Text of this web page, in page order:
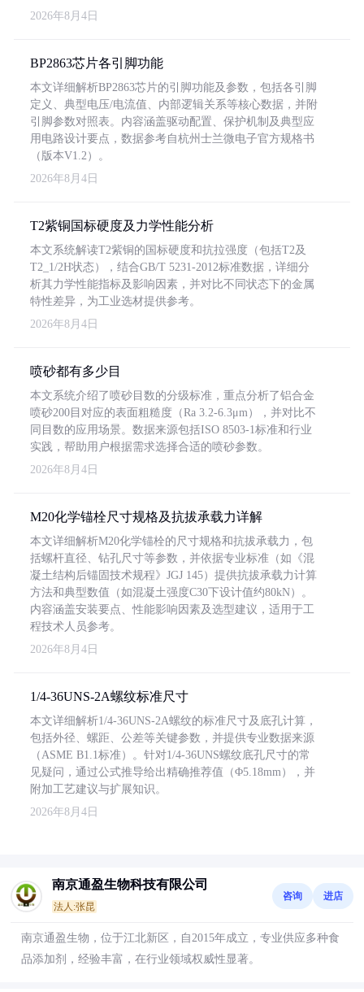
2026年8月4日
BP2863芯片各引脚功能
本文详细解析BP2863芯片的引脚功能及参数，包括各引脚
定义、典型电压/电流值、内部逻辑关系等核心数据，并附
引脚参数对照表。内容涵盖驱动配置、保护机制及典型应
用电路设计要点，数据参考自杭州士兰微电子官方规格书
（版本V1.2）。
2026年8月4日
T2紫铜国标硬度及力学性能分析
本文系统解读T2紫铜的国标硬度和抗拉强度（包括T2及
T2_1/2H状态），结合GB/T 5231-2012标准数据，详细分
析其力学性能指标及影响因素，并对比不同状态下的金属
特性差异，为工业选材提供参考。
2026年8月4日
喷砂都有多少目
本文系统介绍了喷砂目数的分级标准，重点分析了铝合金
喷砂200目对应的表面粗糙度（Ra 3.2-6.3μm），并对比不
同目数的应用场景。数据来源包括ISO 8503-1标准和行业
实践，帮助用户根据需求选择合适的喷砂参数。
2026年8月4日
M20化学锚栓尺寸规格及抗拔承载力详解
本文详细解析M20化学锚栓的尺寸规格和抗拔承载力，包
括螺杆直径、钻孔尺寸等参数，并依据专业标准（如《混
凝土结构后锚固技术规程》JGJ 145）提供抗拔承载力计算
方法和典型数值（如混凝土强度C30下设计值约80kN）。
内容涵盖安装要点、性能影响因素及选型建议，适用于工
程技术人员参考。
2026年8月4日
1/4-36UNS-2A螺纹标准尺寸
本文详细解析1/4-36UNS-2A螺纹的标准尺寸及底孔计算，
包括外径、螺距、公差等关键参数，并提供专业数据来源
（ASME B1.1标准）。针对1/4-36UNS螺纹底孔尺寸的常
见疑问，通过公式推导给出精确推荐值（Φ5.18mm），并
附加工艺建议与扩展知识。
2026年8月4日
南京通盈生物科技有限公司
法人:张昆
咨询 进店
南京通盈生物，位于江北新区，自2015年成立，专业供应多种食
品添加剂，经验丰富，在行业领域权威性显著。